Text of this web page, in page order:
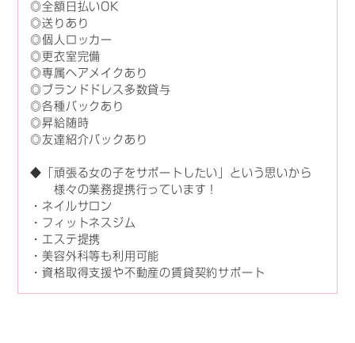
◎全額日払いOK
◎送りあり
◎個人ロッカー
◎更衣室完備
◎専属ヘアメイクあり
◎ブランドドレス多数貸与
◎各種バックあり
◎昇給随時
◎友達紹介バックあり
◆「頑張る女の子をサポートしたい」という思いから
様々の業務提携行っています！
・ネイルサロン
・フィットネスジム
・エステ提携
・美容外科等も利用可能
・資格取得支援や不動産の賃貸契約サポート